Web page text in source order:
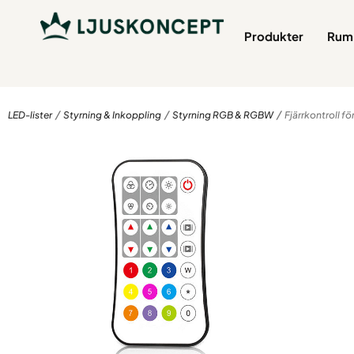
Produkter
LED-lister / Styrning & Inkoppling / Styrning RGB & RGBW / Fjärrkontroll